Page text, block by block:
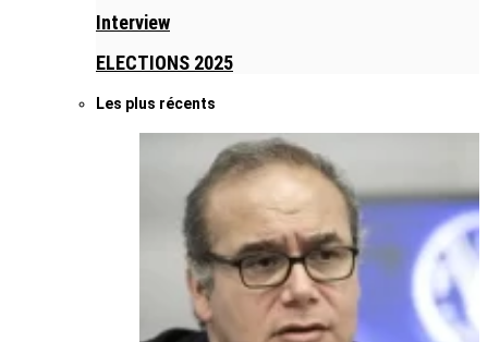
Interview
ELECTIONS 2025
Les plus récents